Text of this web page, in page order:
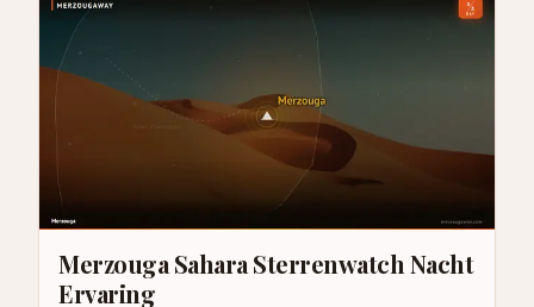
Merzouga Sahara Sterrenwatch Nacht
Ervaring